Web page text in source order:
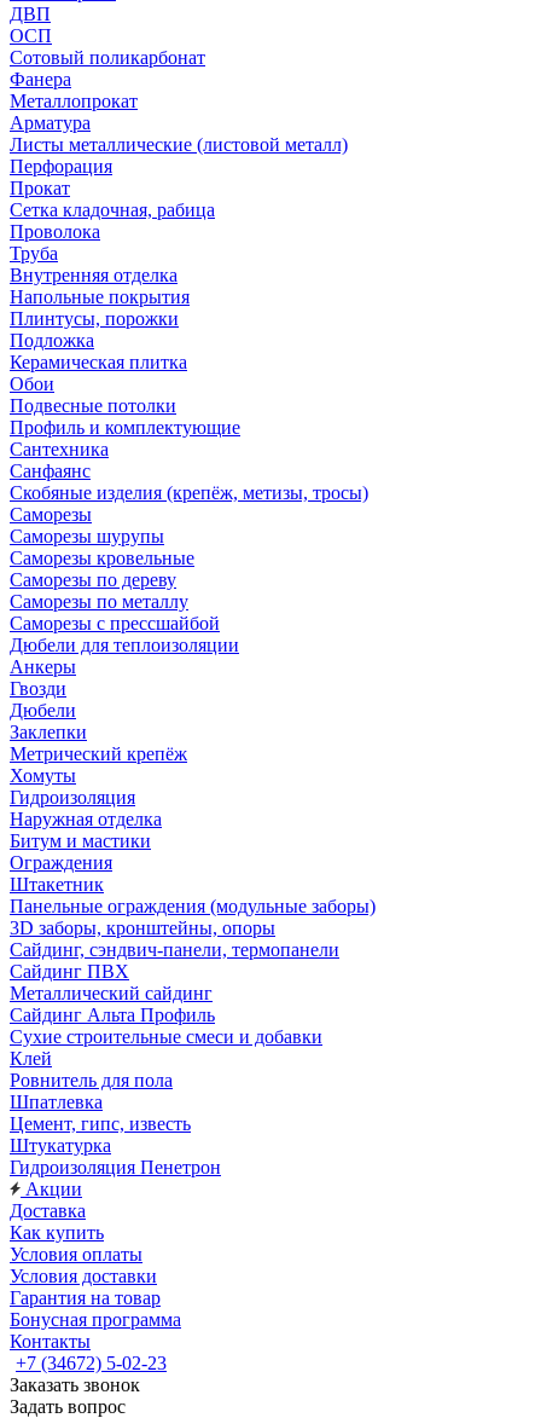
ДВП
ОСП
Сотовый поликарбонат
Фанера
Металлопрокат
Арматура
Листы металлические (листовой металл)
Перфорация
Прокат
Сетка кладочная, рабица
Проволока
Труба
Внутренняя отделка
Напольные покрытия
Плинтусы, порожки
Подложка
Керамическая плитка
Обои
Подвесные потолки
Профиль и комплектующие
Сантехника
Санфаянс
Скобяные изделия (крепёж, метизы, тросы)
Саморезы
Саморезы шурупы
Саморезы кровельные
Саморезы по дереву
Саморезы по металлу
Саморезы с прессшайбой
Дюбели для теплоизоляции
Анкеры
Гвозди
Дюбели
Заклепки
Метрический крепёж
Хомуты
Гидроизоляция
Наружная отделка
Битум и мастики
Ограждения
Штакетник
Панельные ограждения (модульные заборы)
3D заборы, кронштейны, опоры
Cайдинг, сэндвич-панели, термопанели
Сайдинг ПВХ
Металлический сайдинг
Сайдинг Альта Профиль
Сухие строительные смеси и добавки
Клей
Ровнитель для пола
Шпатлевка
Цемент, гипс, известь
Штукатурка
Гидроизоляция Пенетрон
Акции
Доставка
Как купить
Условия оплаты
Условия доставки
Гарантия на товар
Бонусная программа
Контакты
+7 (34672) 5-02-23
Заказать звонок
Задать вопрос